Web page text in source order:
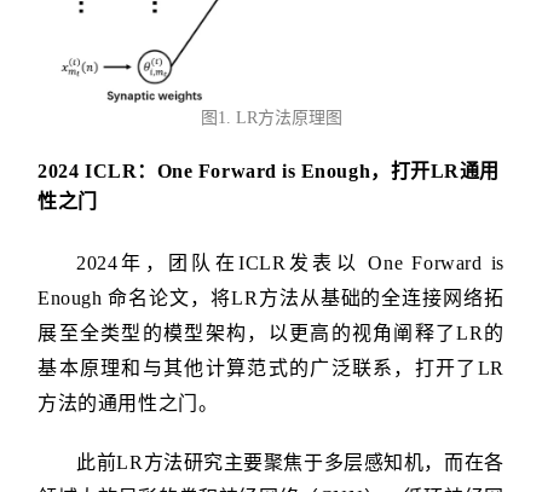
图1. LR方法原理图
2024 ICLR：One Forward is Enough，打开LR通用
性之门
2024年，团队在ICLR发表以 One Forward is
Enough 命名论文，将LR方法从基础的全连接网络拓
展至全类型的模型架构，以更高的视角阐释了LR的
基本原理和与其他计算范式的广泛联系，打开了LR
方法的通用性之门。
此前LR方法研究主要聚焦于多层感知机，而在各